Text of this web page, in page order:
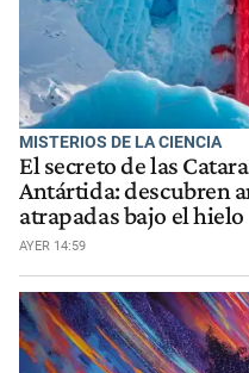
MISTERIOS DE LA CIENCIA
El secreto de las
Antártida: descubren
atrapadas bajo el hielo
AYER 14:59